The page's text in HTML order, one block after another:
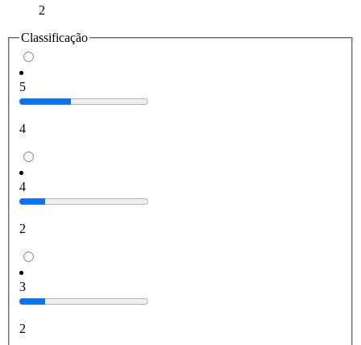
2
Classificação
5
4
4
2
3
2